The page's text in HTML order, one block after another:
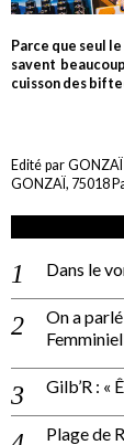
Parce que seul
savent
cuisson des
Edité par
GONZAÏ, 75018
Dans le
On a
Gilb’R : «
Plage de